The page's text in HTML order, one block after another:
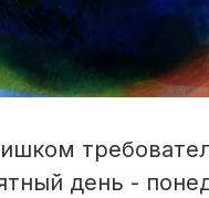
день -